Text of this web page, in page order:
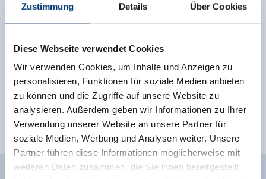
Zustimmung Details Über Cookies
Diese Webseite verwendet Cookies
Wir verwenden Cookies, um Inhalte und Anzeigen zu
personalisieren, Funktionen für soziale Medien anbieten
zu können und die Zugriffe auf unsere Website zu
analysieren. Außerdem geben wir Informationen zu Ihrer
Verwendung unserer Website an unsere Partner für
soziale Medien, Werbung und Analysen weiter. Unsere
Partner führen diese Informationen möglicherweise mit
weiteren Daten zusammen, die Sie ihnen bereitgestellt
Ausstattung der Unterkunft
🍺Familienfreundlich 🏝Nichtraucherhaus
weitere Ausstattungsmerkmale
Lage
Waldnähe Ortsrand